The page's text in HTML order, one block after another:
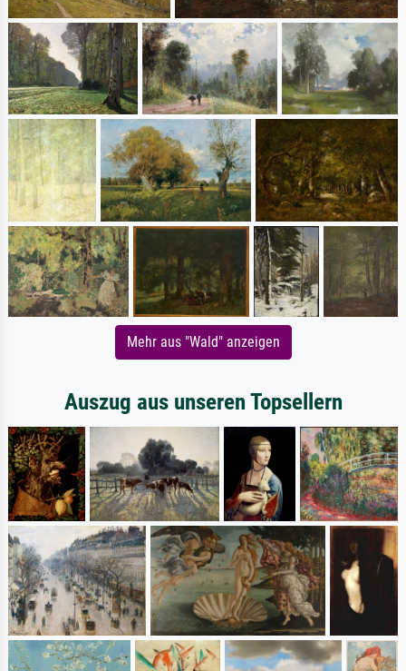
Mehr aus "Wald" anzeigen
Auszug aus unseren Topsellern